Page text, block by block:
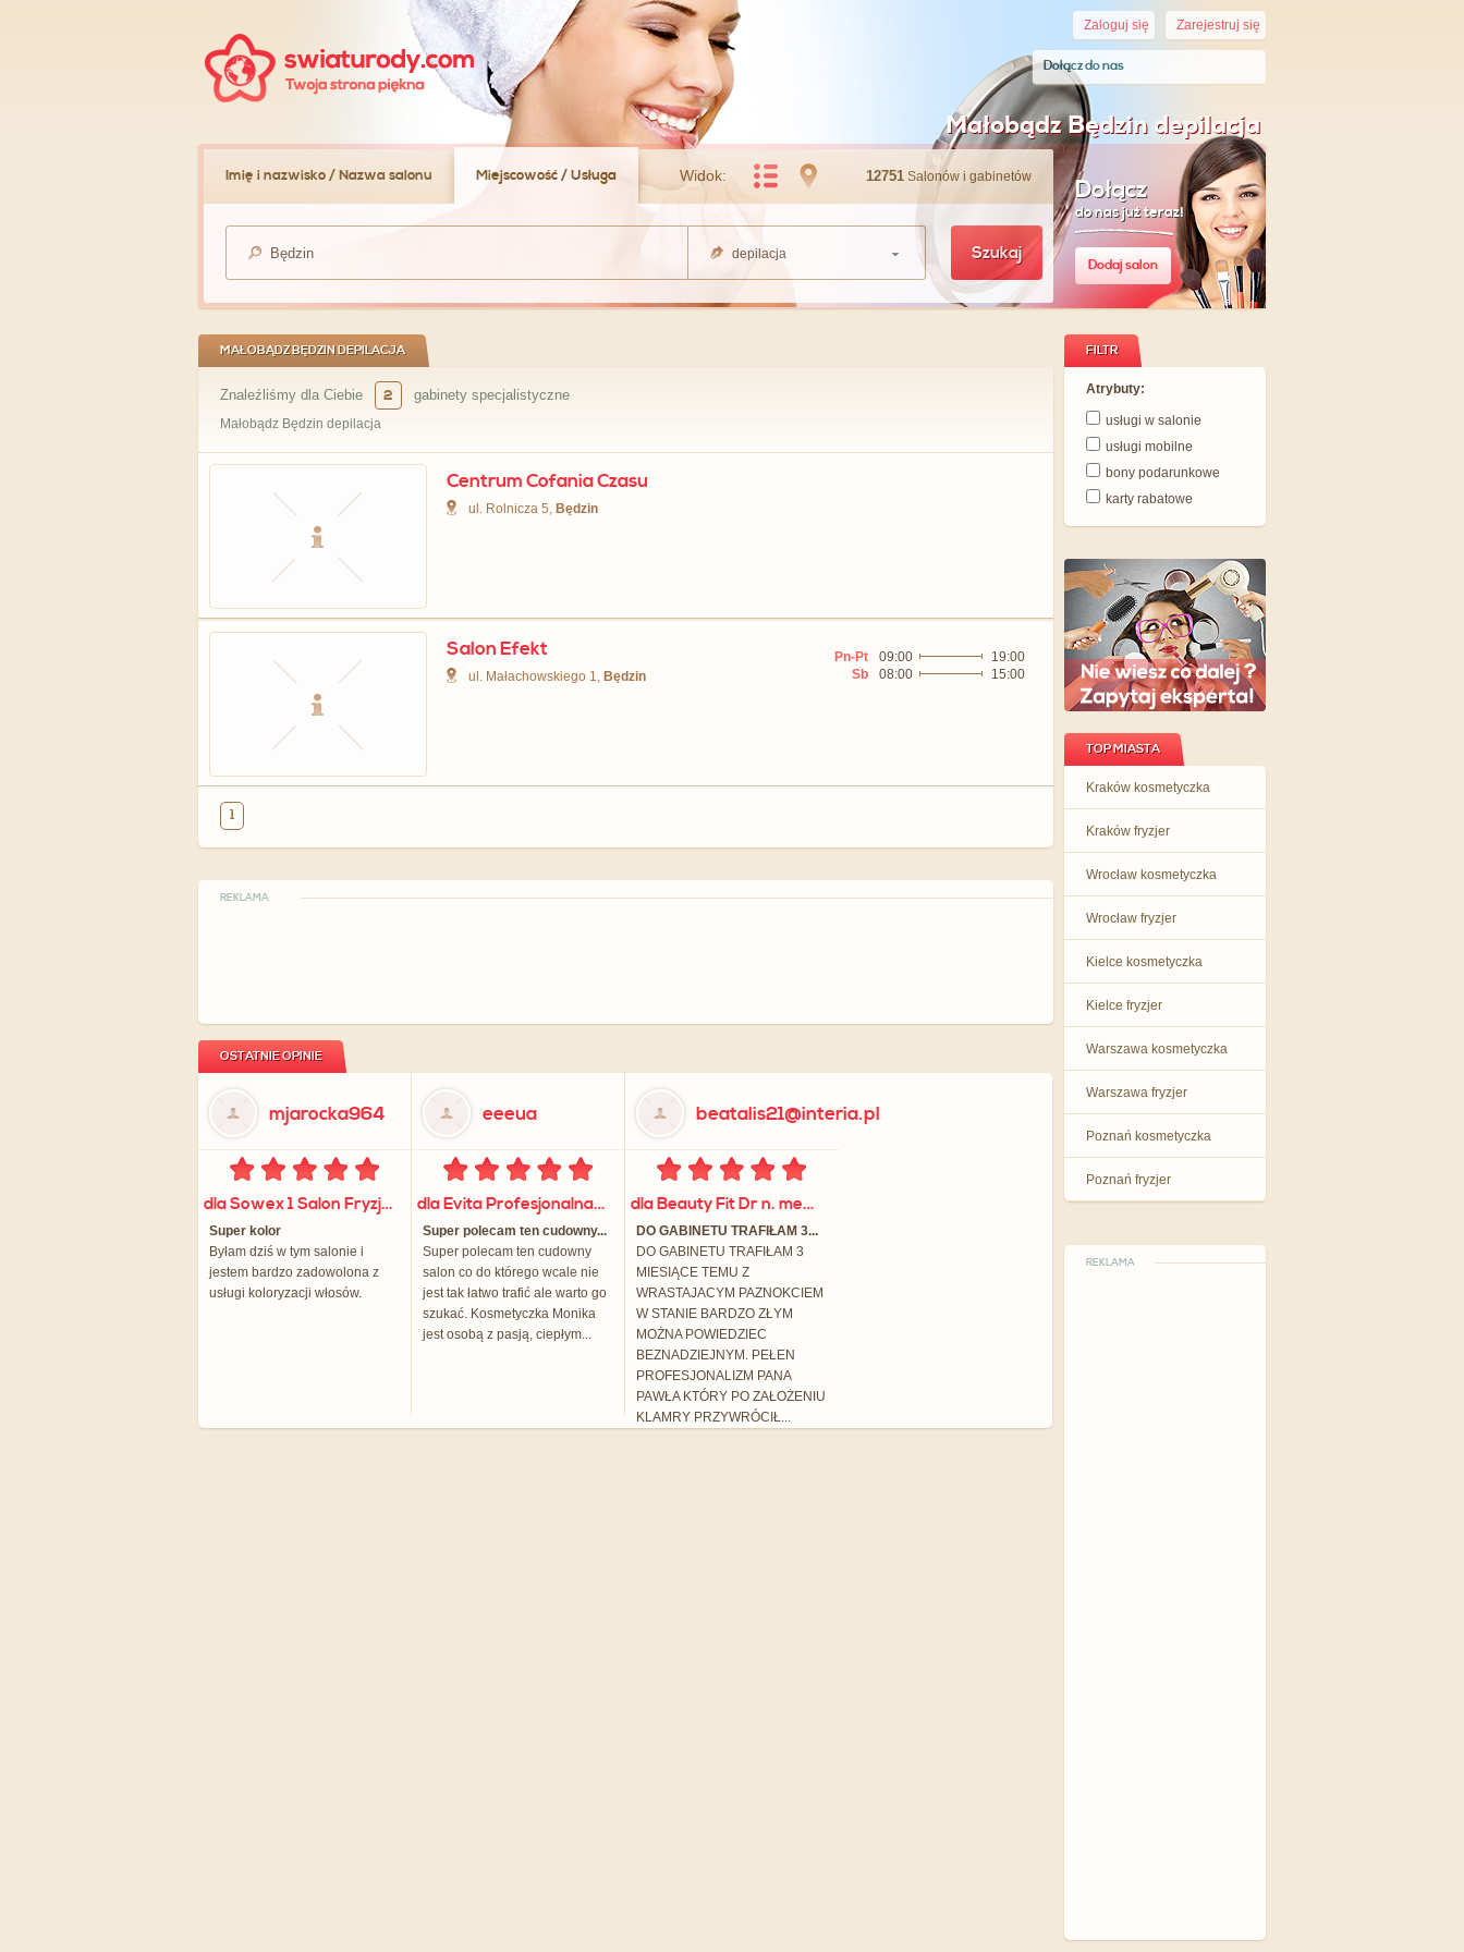
Zarejestruj się
Zaloguj się
Dołącz do nas
Małobądz Będzin depilacja
Imię i nazwisko / Nazwa salonu Miejscowość / Usługa 12751 Salonów i gabinetów
Widok:
depilacja Szukaj
Dołącz
do nas już teraz!
Dodaj salon
MAŁOBĄDZ BĘDZIN DEPILACJA
Znaleźliśmy dla Ciebie 2 gabinety specjalistyczne
Małobądz Będzin depilacja
Centrum Cofania Czasu
ul. Rolnicza 5, Będzin
Salon Efekt
ul. Małachowskiego 1, Będzin
Pn-Pt 09:00
19:00
Sb
08:00 15:00
1
FILTR
Atrybuty:
usługi w salonie
usługi mobilne
bony podarunkowe
karty rabatowe
TOP MIASTA
Kraków kosmetyczka
Kraków fryzjer
Wrocław kosmetyczka
Wrocław fryzjer
Kielce kosmetyczka
Kielce fryzjer
Warszawa kosmetyczka
Warszawa fryzjer
Poznań kosmetyczka
Poznań fryzjer
REKLAMA
REKLAMA
OSTATNIE OPINIE
mjarocka964
dla Sowex 1 Salon Fryzjersko - Kosmetyczny
Super kolor
Byłam dziś w tym salonie i
jestem bardzo zadowolona z
usługi koloryzacji włosów.
eeeua
dla Evita Profesjonalna Mobilna Kosmetyka
Super polecam ten cudowny...
Super polecam ten cudowny
salon co do którego wcale nie
jest tak łatwo trafić ale warto go
szukać. Kosmetyczka Monika
jest osobą z pasją, ciepłym...
beatalis21@interia.pl
dla Beauty Fit Dr n. med. Paweł Antończak
DO GABINETU TRAFIŁAM 3...
DO GABINETU TRAFIŁAM 3
MIESIĄCE TEMU Z
WRASTAJACYM PAZNOKCIEM
W STANIE BARDZO ZŁYM
MOŻNA POWIEDZIEC
BEZNADZIEJNYM. PEŁEN
PROFESJONALIZM PANA
PAWŁA KTÓRY PO ZAŁOŻENIU
KLAMRY PRZYWRÓCIŁ...